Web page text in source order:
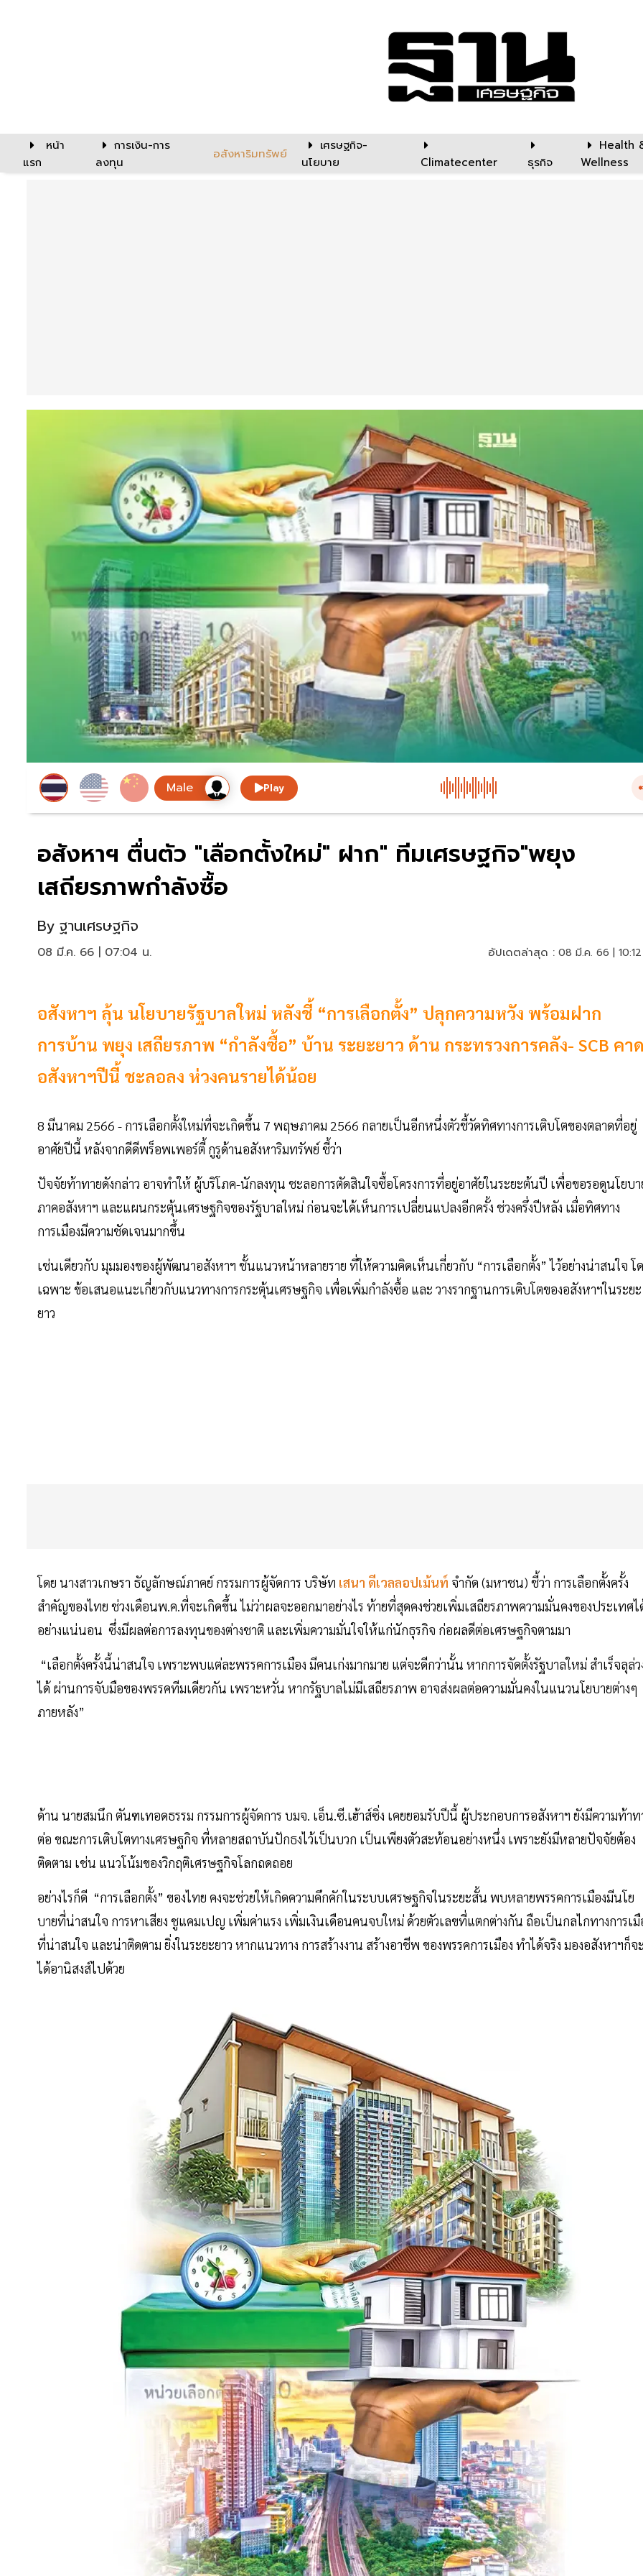
หน้า
แรก
การเงิน-การ
ลงทุน
อสังหาริมทรัพย์
เศรษฐกิจ-
นโยบาย
Climatecenter ธุรกิจ
Health
Wellness
Play
อสังหาฯ ตื่นตัว "เลือกตั้งใหม่" ฝาก" ทีมเศรษฐกิจ"พยุง
เสถียรภาพกำลังซื้อ
By ฐานเศรษฐกิจ
08 มี.ค. 66 | 07:04 น. อัปเดตล่าสุด : 08 มี.ค. 66 |
อสังหาฯ ลุ้น นโยบายรัฐบาลใหม่ หลังชี้ “การเลือกตั้ง” ปลุกความหวัง พร้อมฝาก
การบ้าน พยุง เสถียรภาพ “กำลังซื้อ” บ้าน ระยะยาว ด้าน กระทรวงการคลัง- SCB คา
อสังหาฯปีนี้ ชะลอลง ห่วงคนรายได้น้อย
8 มีนาคม 2566 - การเลือกตั้งใหม่ที่จะเกิดขึ้น 7 พฤษภาคม 2566 กลายเป็นอีกหนึ่งตัวชี้วัดทิศทางการเติบโตของตลาดที่อยู่
อาศัยปีนี้ หลังจากดีดีพร็อพเพอร์ตี้ กูรูด้านอสังหาริมทรัพย์ ชี้ว่า
ปัจจัยท้าทายดังกล่าว อาจทำให้ ผู้บริโภค-นักลงทุน ชะลอการตัดสินใจซื้อโครงการที่อยู่อาศัยในระยะต้นปี เพื่อขอรอดูนโยบ
ภาคอสังหาฯ และแผนกระตุ้นเศรษฐกิจของรัฐบาลใหม่ ก่อนจะได้เห็นการเปลี่ยนแปลงอีกครั้ง ช่วงครึ่งปีหลัง เมื่อทิศทาง
การเมืองมีความชัดเจนมากขึ้น
เช่นเดียวกับ มุมมองของผู้พัฒนาอสังหาฯ ชั้นแนวหน้าหลายราย ที่ให้ความคิดเห็นเกี่ยวกับ “การเลือกตั้ง” ไว้อย่างน่าสนใจ โ
เฉพาะ ข้อเสนอแนะเกี่ยวกับแนวทางการกระตุ้นเศรษฐกิจ เพื่อเพิ่มกำลังซื้อ และ วางรากฐานการเติบโตของอสังหาฯในระยะ
ยาว
โดย นางสาวเกษรา ธัญลักษณ์ภาคย์ กรรมการผู้จัดการ บริษัท เสนา ดีเวลลอปเม้นท์ จำกัด (มหาชน) ชี้ว่า การเลือกตั้งครั้ง
สำคัญของไทย ช่วงเดือนพ.ค.ที่จะเกิดขึ้น ไม่ว่าผลจะออกมาอย่างไร ท้ายที่สุดคงช่วยเพิ่มเสถียรภาพความมั่นคงของประเทศไ
อย่างแน่นอน ซึ่งมีผลต่อการลงทุนของต่างชาติ และเพิ่มความมั่นใจให้แก่นักธุรกิจ ก่อผลดีต่อเศรษฐกิจตามมา
“เลือกตั้งครั้งนี้น่าสนใจ เพราะพบแต่ละพรรคการเมือง มีคนเก่งมากมาย แต่จะดีกว่านั้น หากการจัดตั้งรัฐบาลใหม่ สำเร็จลุล่ว
ได้ ผ่านการจับมือของพรรคทีมเดียวกัน เพราะหวั่น หากรัฐบาลไม่มีเสถียรภาพ อาจส่งผลต่อความมั่นคงในแนวนโยบายต่างๆ
ภายหลัง”
ด้าน นายสมนึก ตันฑเทอดธรรม กรรมการผู้จัดการ บมจ. เอ็น.ซี.เฮ้าส์ซิ่ง เคยยอมรับปีนี้ ผู้ประกอบการอสังหาฯ ยังมีความท้าท
ต่อ ขณะการเติบโตทางเศรษฐกิจ ที่หลายสถาบันปักธงไว้เป็นบวก เป็นเพียงตัวสะท้อนอย่างหนึ่ง เพราะยังมีหลายปัจจัยต้อง
ติดตาม เช่น แนวโน้มของวิกฤติเศรษฐกิจโลกถดถอย
อย่างไรก็ดี “การเลือกตั้ง” ของไทย คงจะช่วยให้เกิดความคึกคักในระบบเศรษฐกิจในระยะสั้น พบหลายพรรคการเมืองมีนโย
บายที่น่าสนใจ การหาเสียง ชูแคมเปญ เพิ่มค่าแรง เพิ่มเงินเดือนคนจบใหม่ ด้วยตัวเลขที่แตกต่างกัน ถือเป็นกลไกทางการเมื
ที่น่าสนใจ และน่าติดตาม ยิ่งในระยะยาว หากแนวทาง การสร้างงาน สร้างอาชีพ ของพรรคการเมือง ทำได้จริง มองอสังหาฯก็จ
ได้อานิสงส์ไปด้วย